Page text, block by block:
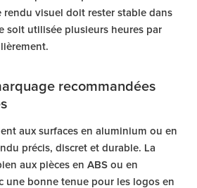
rendu visuel doit rester stable dans
soit utilisée plusieurs heures par
recommandées
aux surfaces en aluminium ou en
précis, discret et durable. La
aux pièces en ABS ou en
une bonne tenue pour les logos en